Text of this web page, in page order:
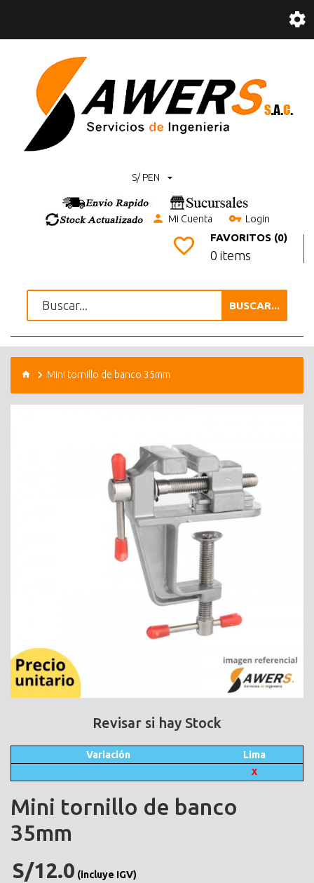
S/ PEN
Mi Cuenta Login
FAVORITOS (0)
0 items
BUSCAR...
Mini tornillo de banco 35mm
Revisar si hay Stock
Variación Lima
X
Mini tornillo de banco
35mm
S/12.0 (incluye IGV)